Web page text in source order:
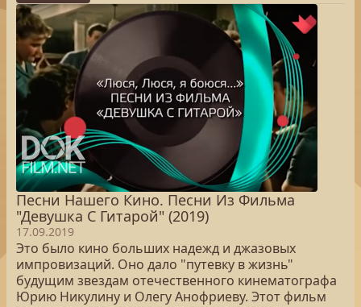
Песни Нашего Кино. Песни Из Фильма
"Девушка С Гитарой" (2019)
17.09.2019
Это было кино больших надежд и джазовых
импровизаций. Оно дало "путевку в жизнь"
будущим звездам отечественного кинематографа
Юрию Никулину и Олегу Анофриеву. Этот фильм